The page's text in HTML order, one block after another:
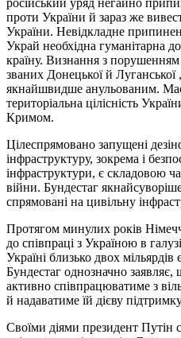
проти України й зараз же
України. Невідкладне
Украй необхідна гуманітарна
країну. Визнання з
званих Донецької й
якнайшвидше анульованим.
територіальна цілісність
Кримом.
Цілеспрямовано запущені
інфраструктуру, зокрема і
інфраструктури, є складовою
війни. Бундестаг
спрямовані на цивільну
Протягом минулих років
до співпраці з Україною в
Україні близько двох
Бундестаг однозначно
активно співпрацюватиме з
й надаватиме їй дієву
Своїми діями президент Путін